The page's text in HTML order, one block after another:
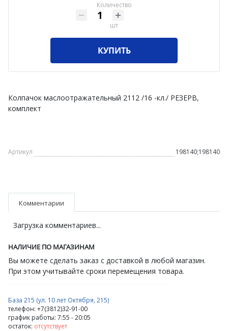
Количество
шт
КУПИТЬ
Колпачок маслоотражательный 2112 /16 -кл./ РЕЗЕРВ,
комплект
Артикул 198140;198140
Комментарии
Загрузка комментариев...
НАЛИЧИЕ ПО МАГАЗИНАМ
Вы можете сделать заказ с доставкой в любой магазин.
При этом учитывайте сроки перемещения товара.
База 215 (ул. 10 лет Октября, 215)
телефон: +7(3812)32-91-00
график работы: 7:55 - 20:05
остаток: отсутствует